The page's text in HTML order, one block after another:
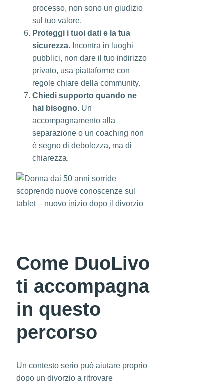
processo, non sono un giudizio
sul tuo valore.
Proteggi i tuoi dati e la tua
sicurezza.Incontra in luoghi
pubblici, non dare il tuo indirizzo
privato, usa piattaforme con
regole chiare della community.
Chiedi supporto quando ne
hai bisogno.Un
accompagnamento alla
separazione o un coaching non
è segno di debolezza, ma di
chiarezza.
Come DuoLivo
ti accompagna
in questo
percorso
Un contesto serio può aiutare proprio
dopo un divorzio a ritrovare